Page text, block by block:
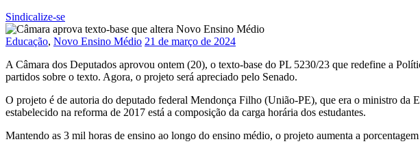
Sindicalize-se
Educação, Novo Ensino Médio 21 de março de 2024
A Câmara dos Deputados aprovou ontem (20), o texto-base do PL 5230/23 que redefine a
partidos sobre o texto. Agora, o projeto será apreciado pelo Senado.
O projeto é de autoria do deputado federal Mendonça Filho (União-PE), que era o ministro da
estabelecido na reforma de 2017 está a composição da carga horária dos estudantes.
Mantendo as 3 mil horas de ensino ao longo do ensino médio, o projeto aumenta a